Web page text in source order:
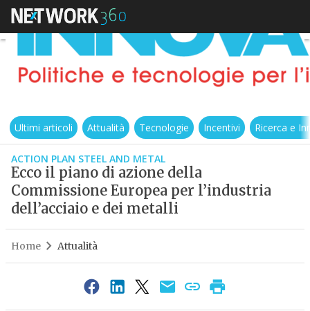
Ultimi articoli Attualità Tecnologie Incentivi Ricerca e
ACTION PLAN STEEL AND METAL
Ecco il piano di azione della
Commissione Europea per l’industria
dell’acciaio e dei metalli
Home Attualità